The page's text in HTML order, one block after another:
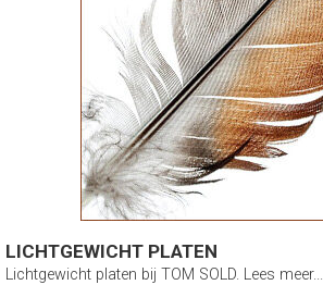
LICHTGEWICHT PLATEN
Lichtgewicht platen bij TOM SOLD. Lees meer...